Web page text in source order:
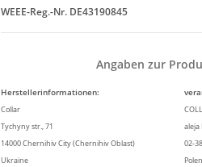
WEEE-Reg.-Nr. DE43190845
Angaben zur
Herstellerinformationen:
Collar
Tychyny str., 71
aleja
14000 Chernihiv City (Chernihiv Oblast)
02-
Ukraine
Polen